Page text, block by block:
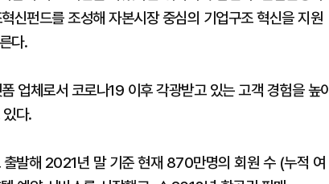
신펀드를 조성해 자본시장 중심의 기업구조 혁신을 지원
다.
업체로서 코로나19 이후 각광받고 있는 고객 경험을 높이
다.
발해 2021년 말 기준 현재 870만명의 회원 수 (누적 여